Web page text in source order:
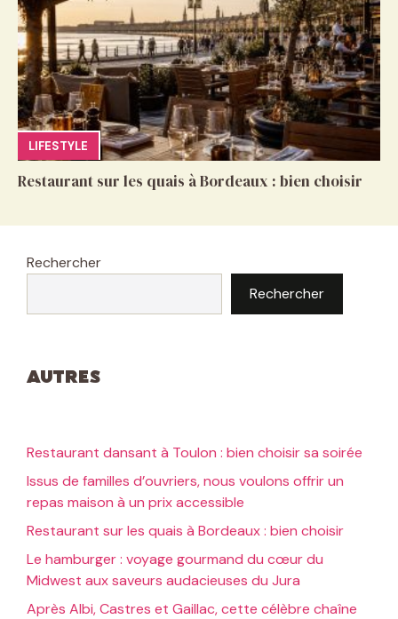
LIFESTYLE
Restaurant sur les quais à Bordeaux : bien choisir
Rechercher
Rechercher
Autres
Restaurant dansant à Toulon : bien choisir sa soirée
Issus de familles d’ouvriers, nous voulons offrir un
repas maison à un prix accessible
Restaurant sur les quais à Bordeaux : bien choisir
Le hamburger : voyage gourmand du cœur du
Midwest aux saveurs audacieuses du Jura
Après Albi, Castres et Gaillac, cette célèbre chaîne